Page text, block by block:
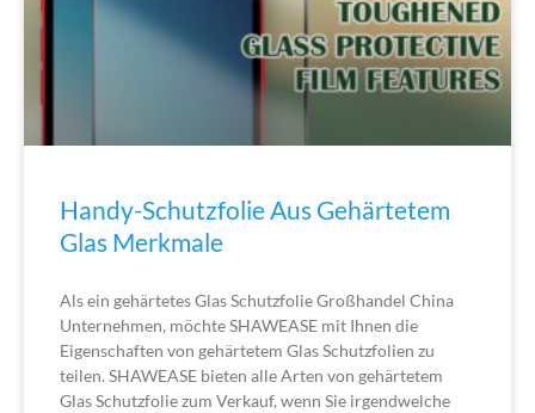
Handy-Schutzfolie Aus Gehärtetem
Glas Merkmale
Als ein gehärtetes Glas Schutzfolie Großhandel China
Unternehmen, möchte SHAWEASE mit Ihnen die
Eigenschaften von gehärtetem Glas Schutzfolien zu
teilen. SHAWEASE bieten alle Arten von gehärtetem
Glas Schutzfolie zum Verkauf, wenn Sie irgendwelche